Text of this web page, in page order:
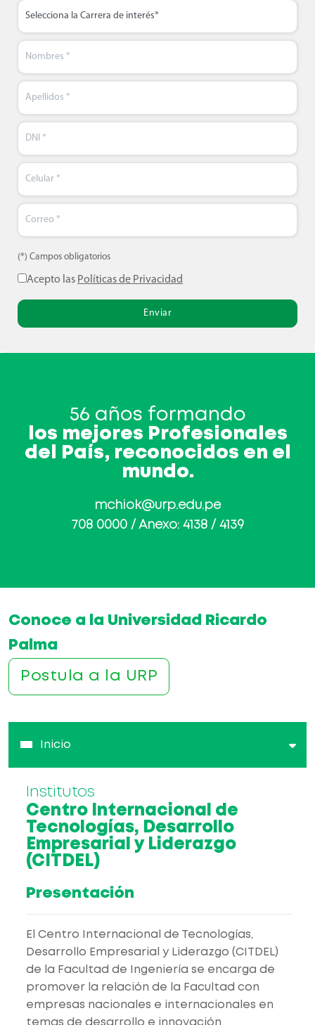
(*) Campos obligatorios
Acepto las Políticas de Privacidad
Enviar
56 años formando
los mejores Profesionales
del País, reconocidos en el
mundo.
mchiok@urp.edu.pe
708 0000 / Anexo: 4138 / 4139
Conoce a la Universidad Ricardo
Palma
Postula a la URP
Inicio
Institutos
Centro Internacional de
Tecnologías, Desarrollo
Empresarial y Liderazgo
(CITDEL)
Presentación
El Centro Internacional de Tecnologías,
Desarrollo Empresarial y Liderazgo (CITDEL)
de la Facultad de Ingeniería se encarga de
promover la relación de la Facultad con
empresas nacionales e internacionales en
temas de desarrollo e innovación